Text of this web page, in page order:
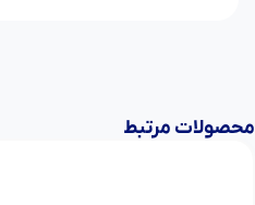
محصولات مرتبط